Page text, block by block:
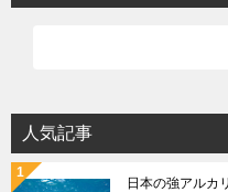
ゲ
ョ
ン
人気記事
日本の強アルカ